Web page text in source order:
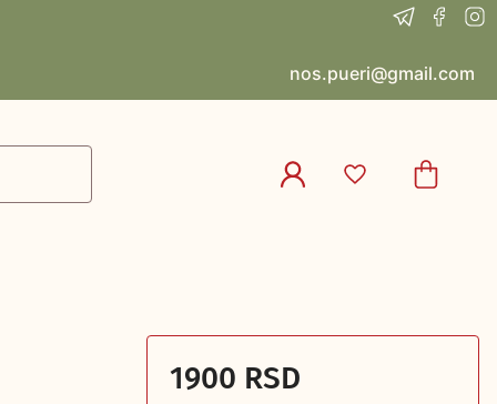
nos.pueri@gmail.com
1900 RSD